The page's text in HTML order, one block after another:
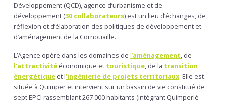
Développement (QCD), agence d’urbanisme et de
développement (30 collaborateurs) est un lieu d’échanges, de
réflexion et d’élaboration des politiques de développement et
d’aménagement de la Cornouaille.
L’Agence opère dans les domaines de l’aménagement, de
l’attractivité économique et touristique, de la transition
énergétique et l’ingénierie de projets territoriaux. Elle est
située à Quimper et intervient sur un bassin de vie constitué de
sept EPCI rassemblant 267 000 habitants (intégrant Quimperlé